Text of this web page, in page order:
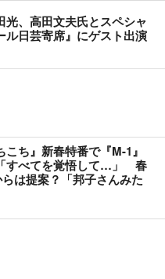
光、高田文夫氏とスペシャ
日芸寄席』にゲスト出演
ち』新春特番で『M-1』
すべてを覚悟して…」 春
は提案？「邦子さんみた